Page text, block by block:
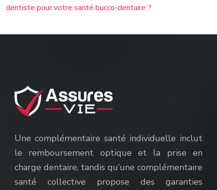
dentiste pour votre santé bucco-dentaire ?
Une complémentaire santé individuelle inclut
le remboursement optique et la prise en
charge dentaire, tandis qu’une complémentaire
santé collective propose des garanties